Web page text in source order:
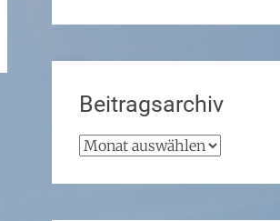
Beitragsarchiv
Beitragsarchiv